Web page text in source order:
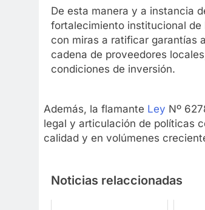
De esta manera y a instancia
fortalecimiento institucional de
con miras a ratificar garantías
cadena de proveedores
condiciones de inversión.
Además, la flamante Ley Nº
legal y articulación de políticas
calidad y en volúmenes
Noticias relaccionadas